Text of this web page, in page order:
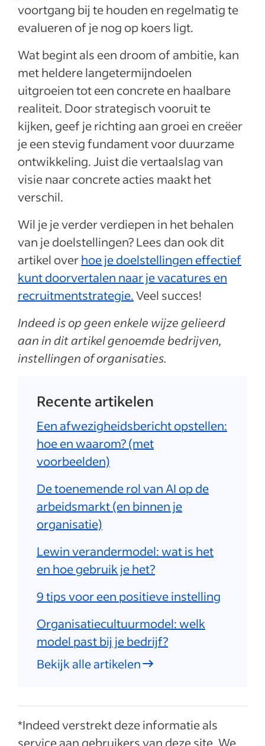
voortgang bij te houden en regelmatig te
evalueren of je nog op koers ligt.
Wat begint als een droom of ambitie, kan
met heldere langetermijndoelen
uitgroeien tot een concrete en haalbare
realiteit. Door strategisch vooruit te
kijken, geef je richting aan groei en creëer
je een stevig fundament voor duurzame
ontwikkeling. Juist die vertaalslag van
visie naar concrete acties maakt het
verschil.
Wil je je verder verdiepen in het behalen
van je doelstellingen? Lees dan ook dit
artikel overhoe je doelstellingen effectief
kunt doorvertalen naar je vacatures en
recruitmentstrategie.Veel succes!
Indeed is op geen enkele wijze gelieerd
aan in dit artikel genoemde bedrijven,
instellingen of organisaties.
Recente artikelen
Een afwezigheidsbericht opstellen:
hoe en waarom? (met
voorbeelden)
De toenemende rol van AI op de
arbeidsmarkt (en binnen je
organisatie)
Lewin verandermodel: wat is het
en hoe gebruik je het?
9 tips voor een positieve instelling
Organisatiecultuurmodel: welk
model past bij je bedrijf?
Bekijk alle artikelen
*Indeed verstrekt deze informatie als
service aan gebruikers van deze site. We